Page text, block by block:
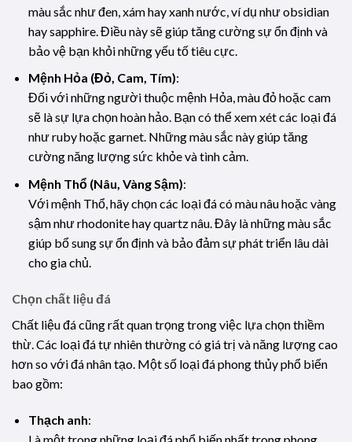
màu sắc như đen, xám hay xanh nước, ví dụ như obsidian
hay sapphire. Điều này sẽ giúp tăng cường sự ổn định và
bảo vệ bạn khỏi những yếu tố tiêu cực.
Mệnh Hỏa (Đỏ, Cam, Tím):
Đối với những người thuộc mệnh Hỏa, màu đỏ hoặc cam
sẽ là sự lựa chọn hoàn hảo. Bạn có thể xem xét các loại đá
như ruby hoặc garnet. Những màu sắc này giúp tăng
cường năng lượng sức khỏe và tình cảm.
Mệnh Thổ (Nâu, Vàng Sậm):
Với mệnh Thổ, hãy chọn các loại đá có màu nâu hoặc vàng
sậm như rhodonite hay quartz nâu. Đây là những màu sắc
giúp bổ sung sự ổn định và bảo đảm sự phát triển lâu dài
cho gia chủ.
Chọn chất liệu đá
Chất liệu đá cũng rất quan trọng trong việc lựa chọn thiềm
thừ. Các loại đá tự nhiên thường có giá trị và năng lượng cao
hơn so với đá nhân tạo. Một số loại đá phong thủy phổ biến
bao gồm:
Thạch anh:
Là một trong những loại đá phổ biến nhất trong phong